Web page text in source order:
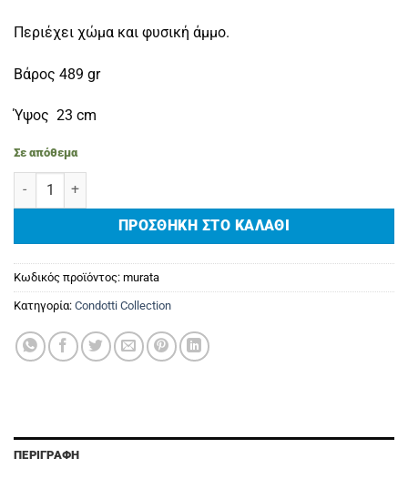
Περιέχει χώμα και φυσική άμμο.
Βάρος 489 gr
Ύψος 23 cm
Σε απόθεμα
Murata ποσότητα
ΠΡΟΣΘΉΚΗ ΣΤΟ ΚΑΛΆΘΙ
Κωδικός προϊόντος: murata
Κατηγορία: Condotti Collection
ΠΕΡΙΓΡΑΦΉ